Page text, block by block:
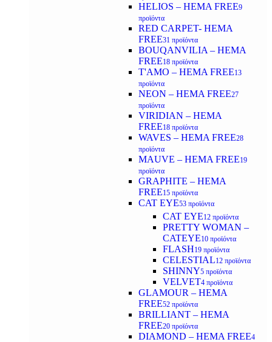
HELIOS – HEMA FREE9
προϊόντα
RED CARPET- HEMA
FREE31 προϊόντα
BOUQANVILIA – HEMA
FREE18 προϊόντα
T'AMO – HEMA FREE13
προϊόντα
NEON – HEMA FREE27
προϊόντα
VIRIDIAN – HEMA
FREE18 προϊόντα
WAVES – HEMA FREE28
προϊόντα
MAUVE – HEMA FREE19
προϊόντα
GRAPHITE – HEMA
FREE15 προϊόντα
CAT EYE53 προϊόντα
CAT EYE12 προϊόντα
PRETTY WOMAN –
CATEYE10 προϊόντα
FLASH19 προϊόντα
CELESTIAL12 προϊόντα
SHINNY5 προϊόντα
VELVET4 προϊόντα
GLAMOUR – HEMA
FREE52 προϊόντα
BRILLIANT – HEMA
FREE20 προϊόντα
DIAMOND – HEMA FREE4